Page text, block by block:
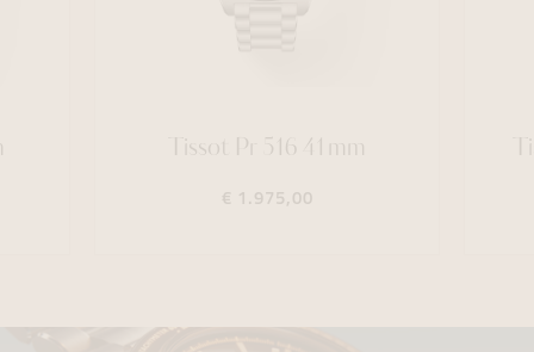
Tissot Pr 516 41mm
€ 1.975,00